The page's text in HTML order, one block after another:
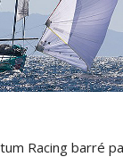
Racing barré